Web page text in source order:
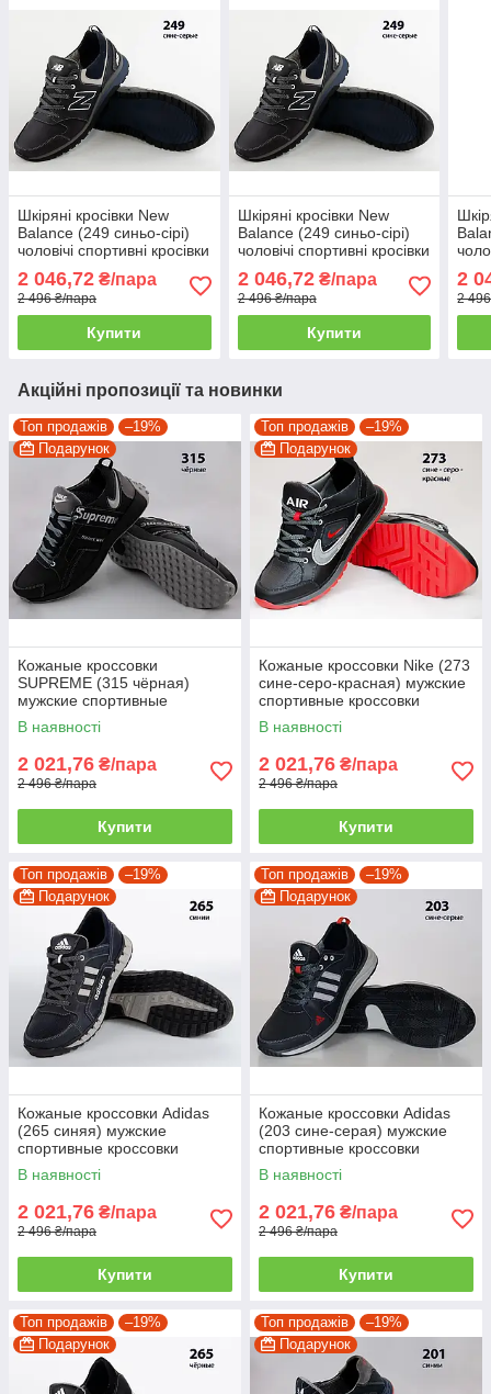
Шкіряні кросівки New
Balance (249 синьо-сірі)
чоловічі спортивні кросівки
2 046,72 ₴/пара
2 496 ₴/пара
Купити
Шкіряні кросівки New
Balance (249 синьо-сірі)
чоловічі спортивні кросівки
2 046,72₴/пара
2 496 ₴/пара
Купити
2
2
Акційні пропозиції та новинки
Топ продажів
–19%
Подарунок
Кожаные кроссовки
SUPREME (315 чёрная)
мужские спортивные
кроссовки шкіряні чоловічі
В наявності
2 021,76 ₴/пара
2 496 ₴/пара
Купити
Топ продажів
–19%
Подарунок
Кожаные кроссовки Nike (273
сине-серо-красная) мужские
спортивные кроссовки
шкіряні чоловічі
В наявності
2 021,76 ₴/пара
2 496 ₴/пара
Купити
Топ продажів
–19%
Подарунок
Кожаные кроссовки Adidas
(265 синяя) мужские
спортивные кроссовки
шкіряні чоловічі 42
В наявності
2 021,76 ₴/пара
2 496 ₴/пара
Купити
Топ продажів
–19%
Подарунок
Кожаные кроссовки Adidas
(203 сине-серая) мужские
спортивные кроссовки
шкіряні чоловічі
В наявності
2 021,76 ₴/пара
2 496 ₴/пара
Купити
Топ продажів
–19%
Подарунок
Топ продажів
–19%
Подарунок